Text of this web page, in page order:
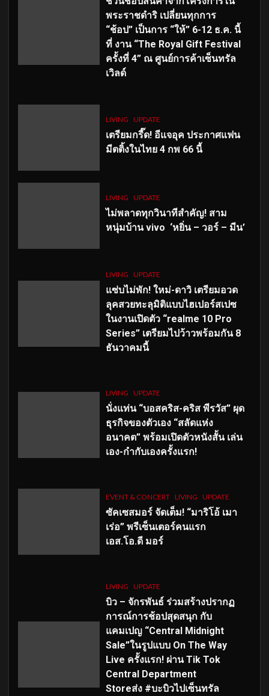
พระราชดำริ เปลี่ยนทุกการ
“ช้อป” เป็นการ “ให้” 6-12 ธ.ค. นี้
ที่ งาน “The Royal Gift Festival
ครั้งที่ 4” ณ ศูนย์การค้าเซ็นทรัล
เวิลด์
LIVING UPDATE
เตรียมกรี๊ด! อีแจอุค ประกาศแฟน
มีตติ้งในไทย 4 กพ 66 นี้
LIVING UPDATE
ไม่พลาดทุกวินาทีสำคัญ! สาม
หนุ่มบ้าน vivo ‘หยิ่น – วอร์ – มีน’
LIVING UPDATE
แซ่บไม่พัก! ใหม่-ดาวิ เตรียมอวด
ลุคสวยทะลุมิติแบบไฮเปอร์สเปซ
ในงานเปิดตัว “realme 10 Pro
Series” เตรียมไปว้าวพร้อมกัน 8
ธันวาคมนี้
LIVING UPDATE
นั่งแท่น “บอสคริส-คริส พีรวัส” ผุด
ธุรกิจของตัวเอง “สลัดแห่ง
อนาคต” พร้อมเปิดตัวหนังสั้น เล่น
เอง-กำกับเองครั้งแรก!
EVENT & CONCERT LIVING UPDATE
ซัคเซสมอร์ จัดเต็ม! “มาริโอ้ เมา
เร่อ” พรีเซ็นเตอร์คนแรก
เอส.โอ.ดี มอร์
LIVING UPDATE
บิว – จักรพันธ์ ร่วมสร้างปรากฏ
การณ์การช้อปสุดสนุก กับ
แคมเปญ “Central Midnight
Sale”ในรูปแบบ On The Way
Live ครั้งแรก! ผ่าน Tik Tok
Central Department
Storeส่ง #บะบิวไปเซ็นทรัล